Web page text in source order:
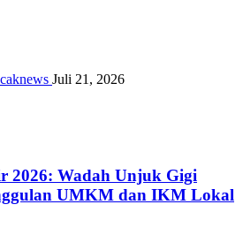
Juli 21, 2026
2026: Wadah Unjuk Gigi
UMKM dan IKM Lokal